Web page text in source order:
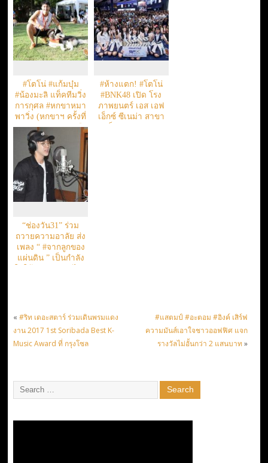
#โตโน่ #แก้มบุ๋ม
#น้องมะลิ แท็คทีมวิ่ง
การกุศล #หกขาหมา
พาวิ่ง (หกขาฯ ครั้งที่
4) ระดมทุนช่วยเหลือ
สวัสดิภาพสัตว์โลก
#ห้างแตก! #โตโน่
#BNK48 เปิด โรง
ภาพยนตร์ เอส เอฟ
เอ็กซ์ ซีเนม่า สาขา
“ช่องวัน31” ร่วม
ถวายความอาลัย ส่ง
เพลง “ #จากลูกของ
แผ่นดิน ” เป็นกำลัง
« #ริท เดอะสตาร์ ร่วมเดินพรมแดง
งาน 2017 1st Soribada Best K-
Music Award ที่ กรุงโซล
#แสตมป์ #อะตอม #อิงค์ เสิร์ฟ
ความมันส์เอาใจชาวออฟฟิศ แจก
รางวัลไม่อั้นกว่า 2 แสนบาท »